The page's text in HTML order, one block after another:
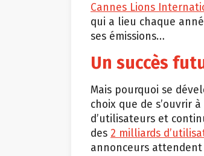
Cannes Lions
qui a lieu chaque
ses émissions…
Un succès
Mais pourquoi se
choix que de s’ouvrir
d’utilisateurs et
des 2 milliards
annonceurs